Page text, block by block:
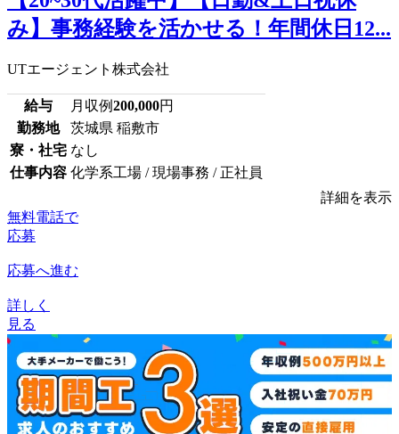
み】事務経験を活かせる！年間休日12...
UTエージェント株式会社
給与 月収例200,000円
勤務地
茨城県 稲敷市
寮・社宅 なし
仕事内容 化学系工場 / 現場事務 / 正社員
詳細を表示
無料電話で
応募
応募へ進む
詳しく
見る